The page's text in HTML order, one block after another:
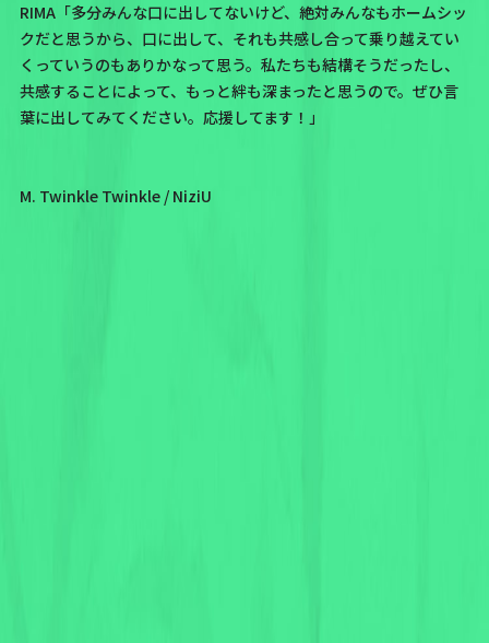
RIMA「多分みんな口に出してないけど、絶対みんなもホームシッ
クだと思うから、口に出して、それも共感し合って乗り越えてい
くっていうのもありかなって思う。私たちも結構そうだったし、
共感することによって、もっと絆も深まったと思うので。ぜひ言
葉に出してみてください。応援してます！」
M. Twinkle Twinkle / NiziU